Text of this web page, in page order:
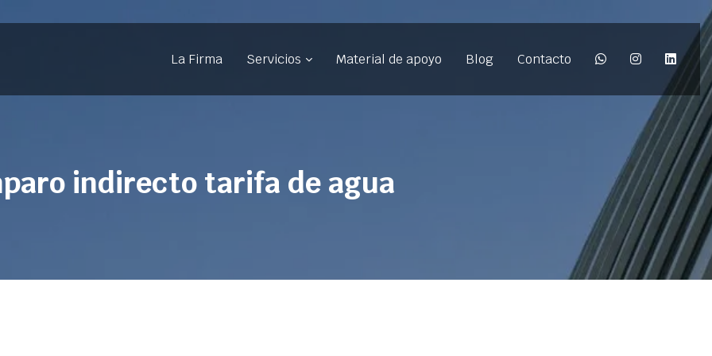
La Firma Servicios Material de apoyo Blog Contacto
indirecto tarifa de agua